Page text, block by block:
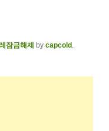
잠금해제 by capcold.